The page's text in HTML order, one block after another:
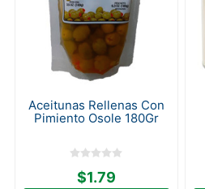
Aceitunas Rellenas Con
Pimiento Osole 180Gr
$1.79